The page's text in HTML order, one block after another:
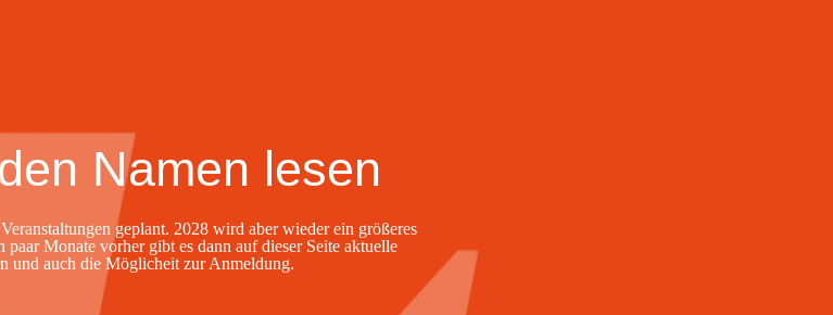
Namen lesen
geplant. 2028 wird aber wieder ein größeres
paar Monate vorher gibt es dann auf dieser Seite aktuelle
und auch die Möglicheit zur Anmeldung.